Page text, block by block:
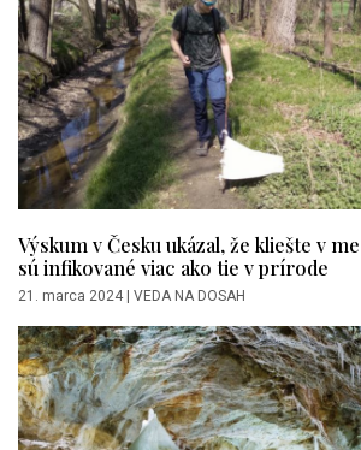
Výskum v Česku ukázal, že kliešte v
sú infikované viac ako tie v prírode
21. marca 2024 VEDA NA DOSAH